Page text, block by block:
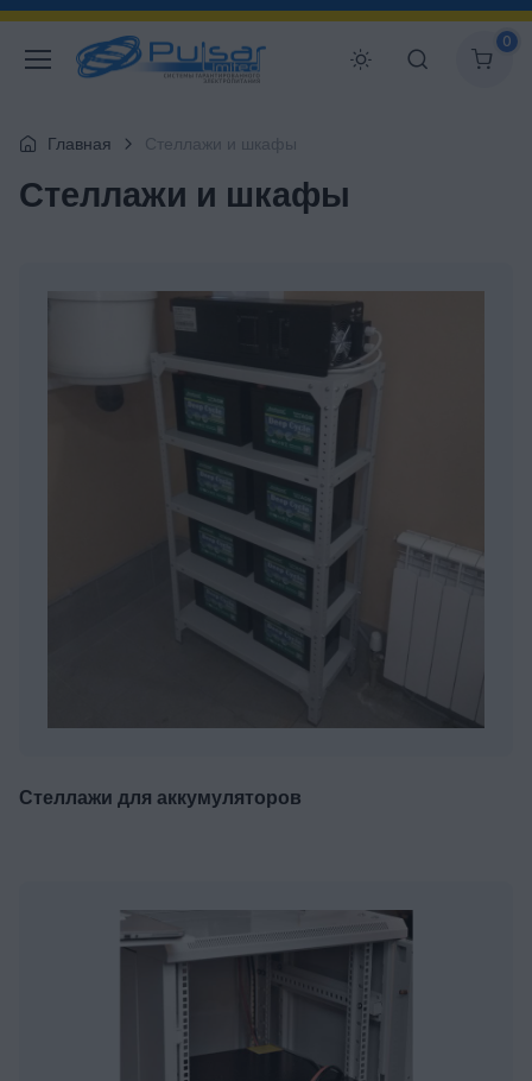
0
Главная Стеллажи и шкафы
Стеллажи и шкафы
Стеллажи для аккумуляторов